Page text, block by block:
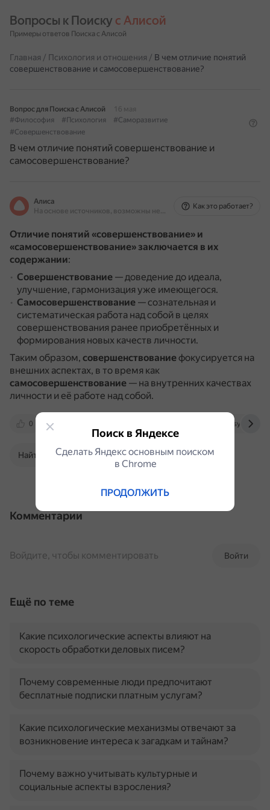
Вопросы к Поиску с Алисой
Примеры ответов Поиска с Алисой
Главная / Психология и отношения / В чем отличие понятий
совершенствование и самосовершенствование?
Вопрос для Поиска с Алисой
16 мая
#Философия
#Психология
#Саморазвитие
#Совершенствование
В чем отличие понятий совершенствование и
самосовершенствование?
Алиса
На основе источников, возможны неточности
Как это работает?
Отличие понятий «совершенствование» и
«самосовершенствование» заключается в их
содержании:
Совершенствование — доведение до идеала,
улучшение, гармонизация уже имеющегося.
Самосовершенствование — сознательная и
систематическая работа над собой в целях
совершенствования ранее приобретённых и
формирования новых качеств личности.
Таким образом, совершенствованиефокусируется на
внешних аспектах, в то время как
самосовершенствование — на внутренних качествах
личности и её работе над собой.
0 psy-
Найти в Поиске
Комментарии
Войти
Войдите, чтобы комментировать
Ещё по теме
Какие психологические аспекты влияют на
скорость обработки деловых писем?
Почему современные люди предпочитают
бесплатные подписки платным услугам?
Какие психологические механизмы отвечают за
возникновение интереса к загадкам и тайнам?
Почему важно учитывать культурные и
социальные аспекты взросления?
Поиск в Яндексе
Сделать Яндекс основным поиском
в Сhrome
ПРОДОЛЖИТЬ